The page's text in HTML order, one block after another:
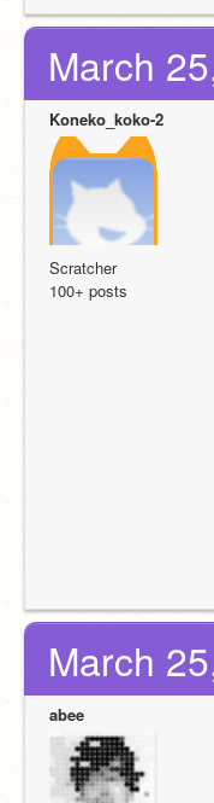
March
Koneko_koko-2
Scratcher
100+ posts
March
abee